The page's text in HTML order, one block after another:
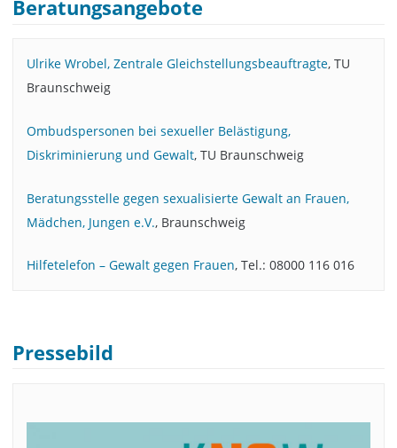
Beratungsangebote
Ulrike Wrobel, Zentrale Gleichstellungsbeauftragte, TU
Braunschweig
Ombudspersonen bei sexueller Belästigung,
Diskriminierung und Gewalt, TU Braunschweig
Beratungsstelle gegen sexualisierte Gewalt an Frauen,
Mädchen, Jungen e.V., Braunschweig
Hilfetelefon – Gewalt gegen Frauen, Tel.: 08000 116 016
Pressebild